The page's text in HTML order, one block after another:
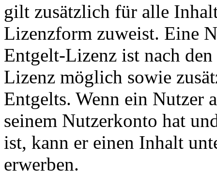
gilt zusätzlich für alle
Lizenzform zuweist. Eine
Entgelt-Lizenz ist nach
Lizenz möglich sowie
Entgelts. Wenn ein Nutzer
seinem Nutzerkonto hat
ist, kann er einen Inhalt
erwerben.